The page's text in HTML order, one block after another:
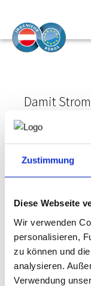
Zustimmung
Diese Webseite
Wir verwenden
personalisieren,
zu können und
analysieren.
Verwendung
Damit